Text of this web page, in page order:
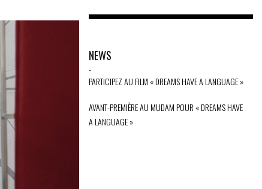
NEWS
-
PARTICIPEZ AU FILM « DREAMS HAVE A LANGUAGE »
AVANT-PREMIÈRE AU MUDAM POUR « DREAMS HAVE
A LANGUAGE »